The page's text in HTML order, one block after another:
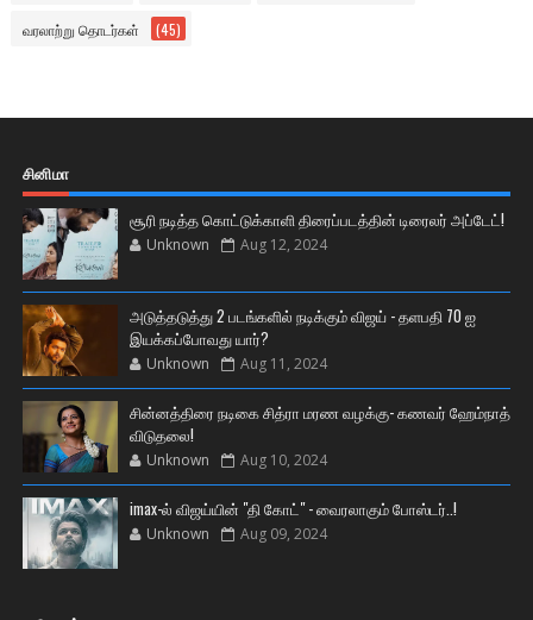
வரலாற்று தொடர்கள் (45)
சினிமா
சூரி நடித்த கொட்டுக்காளி திரைப்படத்தின் டிரைலர் அப்டேட்!
Unknown Aug 12, 2024
அடுத்தடுத்து 2 படங்களில் நடிக்கும் விஜய் - தளபதி 70 ஐ
இயக்கப்போவது யார்?
Unknown Aug 11, 2024
சின்னத்திரை நடிகை சித்ரா மரண வழக்கு- கணவர் ஹேம்நாத்
விடுதலை!
Unknown Aug 10, 2024
imax-ல் விஜய்யின் "தி கோட்" - வைரலாகும் போஸ்டர்..!
Unknown Aug 09, 2024